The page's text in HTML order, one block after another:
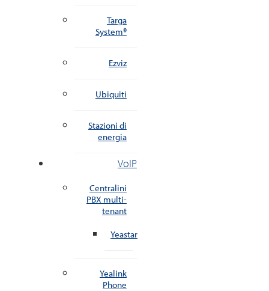
Targa
System®
Ezviz
Ubiquiti
Stazioni di
energia
VoIP
Centralini
PBX multi-
tenant
Yeastar
Yealink
Phone